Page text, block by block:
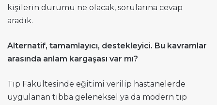
kişilerin durumu ne olacak, sorularına cevap
aradık.
Alternatif, tamamlayıcı, destekleyici. Bu kavramlar
arasında anlam kargaşası var mı?
Tıp Fakültesinde eğitimi verilip hastanelerde
uygulanan tıbba geleneksel ya da modern tıp